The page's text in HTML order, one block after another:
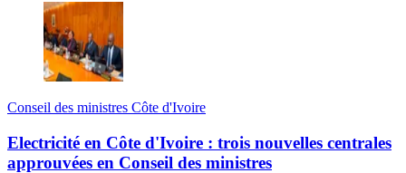
Conseil des ministres Côte d'Ivoire
Electricité en Côte d'Ivoire : trois nouvelles centrales
approuvées en Conseil des ministres